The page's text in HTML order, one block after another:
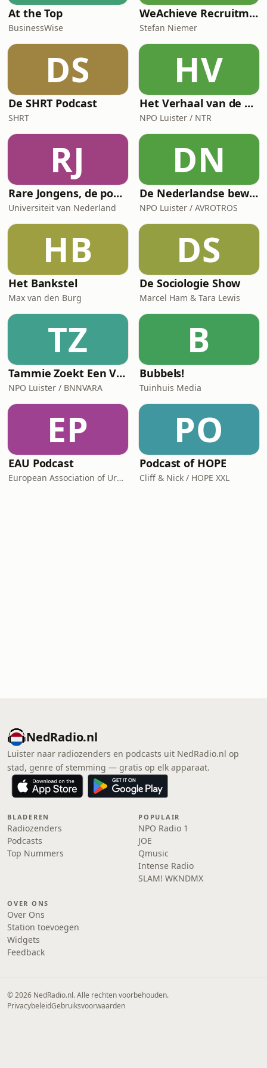
At the Top
BusinessWise
WeAchieve Recruitment Marketing Podcast
Stefan Niemer
DS
De SHRT Podcast
SHRT
HV
Het Verhaal van de Schaal
NPO Luister / NTR
RJ
Rare Jongens, de podcast
Universiteit van Nederland
DN
De Nederlandse bewaaksters van Auschwitz
NPO Luister / AVROTROS
HB
Het Bankstel
Max van den Burg
DS
De Sociologie Show
Marcel Ham & Tara Lewis
TZ
Tammie Zoekt Een Vriendje
NPO Luister / BNNVARA
B
Bubbels!
Tuinhuis Media
EP
EAU Podcast
European Association of Urology
PO
Podcast of HOPE
Cliff & Nick / HOPE XXL
NedRadio.nl
Luister naar radiozenders en podcasts uit NedRadio.nl op
stad, genre of stemming — gratis op elk apparaat.
BLADEREN
Radiozenders
Podcasts
Top Nummers
POPULAIR
NPO Radio 1
JOE
Qmusic
Intense Radio
SLAM! WKNDMX
OVER ONS
Over Ons
Station toevoegen
Widgets
Feedback
© 2026 NedRadio.nl. Alle rechten voorbehouden.
PrivacybeleidGebruiksvoorwaarden